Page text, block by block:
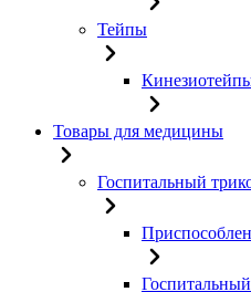
Тейпы
Товары для медицины
Госпитальный